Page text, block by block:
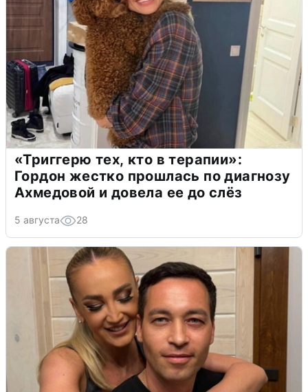
«Триггерю тех, кто в терапии»:
Гордон жестко прошлась по диагнозу
Ахмедовой и довела ее до слёз
5 августа 28